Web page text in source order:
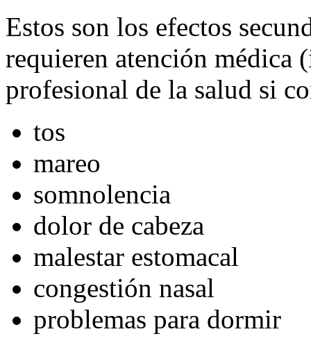
Estos son los efectos
requieren atención médica
profesional de la salud si
tos
mareo
somnolencia
dolor de cabeza
malestar estomacal
congestión nasal
problemas para dormir